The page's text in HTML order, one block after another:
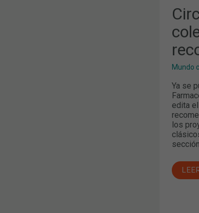
Mundo
Ya se
edita
los